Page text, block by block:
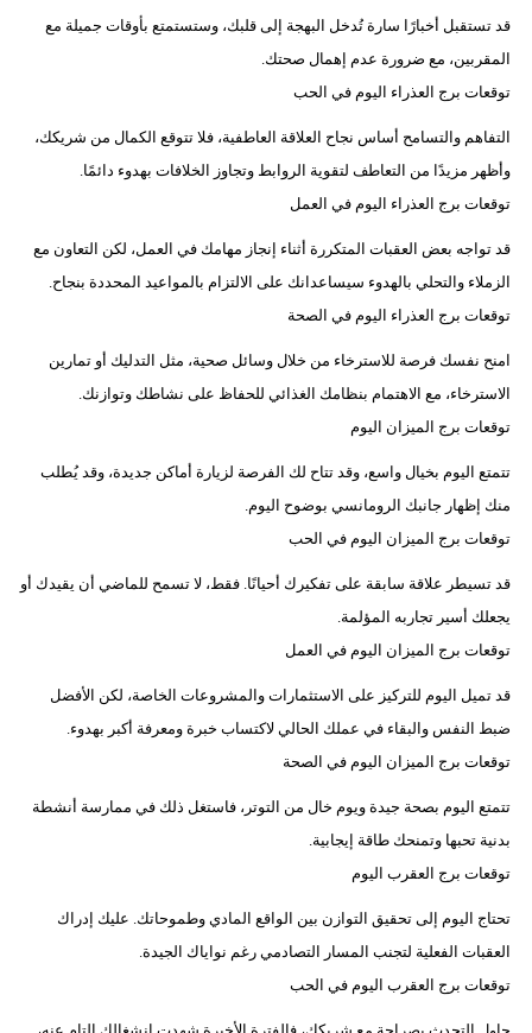
قد تستقبل أخبارًا سارة تُدخل البهجة إلى قلبك، وستستمتع بأوقات جميلة مع
المقربين، مع ضرورة عدم إهمال صحتك.
توقعات برج العذراء اليوم في الحب
التفاهم والتسامح أساس نجاح العلاقة العاطفية، فلا تتوقع الكمال من شريكك،
وأظهر مزيدًا من التعاطف لتقوية الروابط وتجاوز الخلافات بهدوء دائمًا.
توقعات برج العذراء اليوم في العمل
قد تواجه بعض العقبات المتكررة أثناء إنجاز مهامك في العمل، لكن التعاون مع
الزملاء والتحلي بالهدوء سيساعدانك على الالتزام بالمواعيد المحددة بنجاح.
توقعات برج العذراء اليوم في الصحة
امنح نفسك فرصة للاسترخاء من خلال وسائل صحية، مثل التدليك أو تمارين
الاسترخاء، مع الاهتمام بنظامك الغذائي للحفاظ على نشاطك وتوازنك.
توقعات برج الميزان اليوم
تتمتع اليوم بخيال واسع، وقد تتاح لك الفرصة لزيارة أماكن جديدة، وقد يُطلب
منك إظهار جانبك الرومانسي بوضوح اليوم.
توقعات برج الميزان اليوم في الحب
قد تسيطر علاقة سابقة على تفكيرك أحيانًا. فقط، لا تسمح للماضي أن يقيدك أو
يجعلك أسير تجاربه المؤلمة.
توقعات برج الميزان اليوم في العمل
قد تميل اليوم للتركيز على الاستثمارات والمشروعات الخاصة، لكن الأفضل
ضبط النفس والبقاء في عملك الحالي لاكتساب خبرة ومعرفة أكبر بهدوء.
توقعات برج الميزان اليوم في الصحة
تتمتع اليوم بصحة جيدة ويوم خال من التوتر، فاستغل ذلك في ممارسة أنشطة
بدنية تحبها وتمنحك طاقة إيجابية.
توقعات برج العقرب اليوم
تحتاج اليوم إلى تحقيق التوازن بين الواقع المادي وطموحاتك. عليك إدراك
العقبات الفعلية لتجنب المسار التصادمي رغم نواياك الجيدة.
توقعات برج العقرب اليوم في الحب